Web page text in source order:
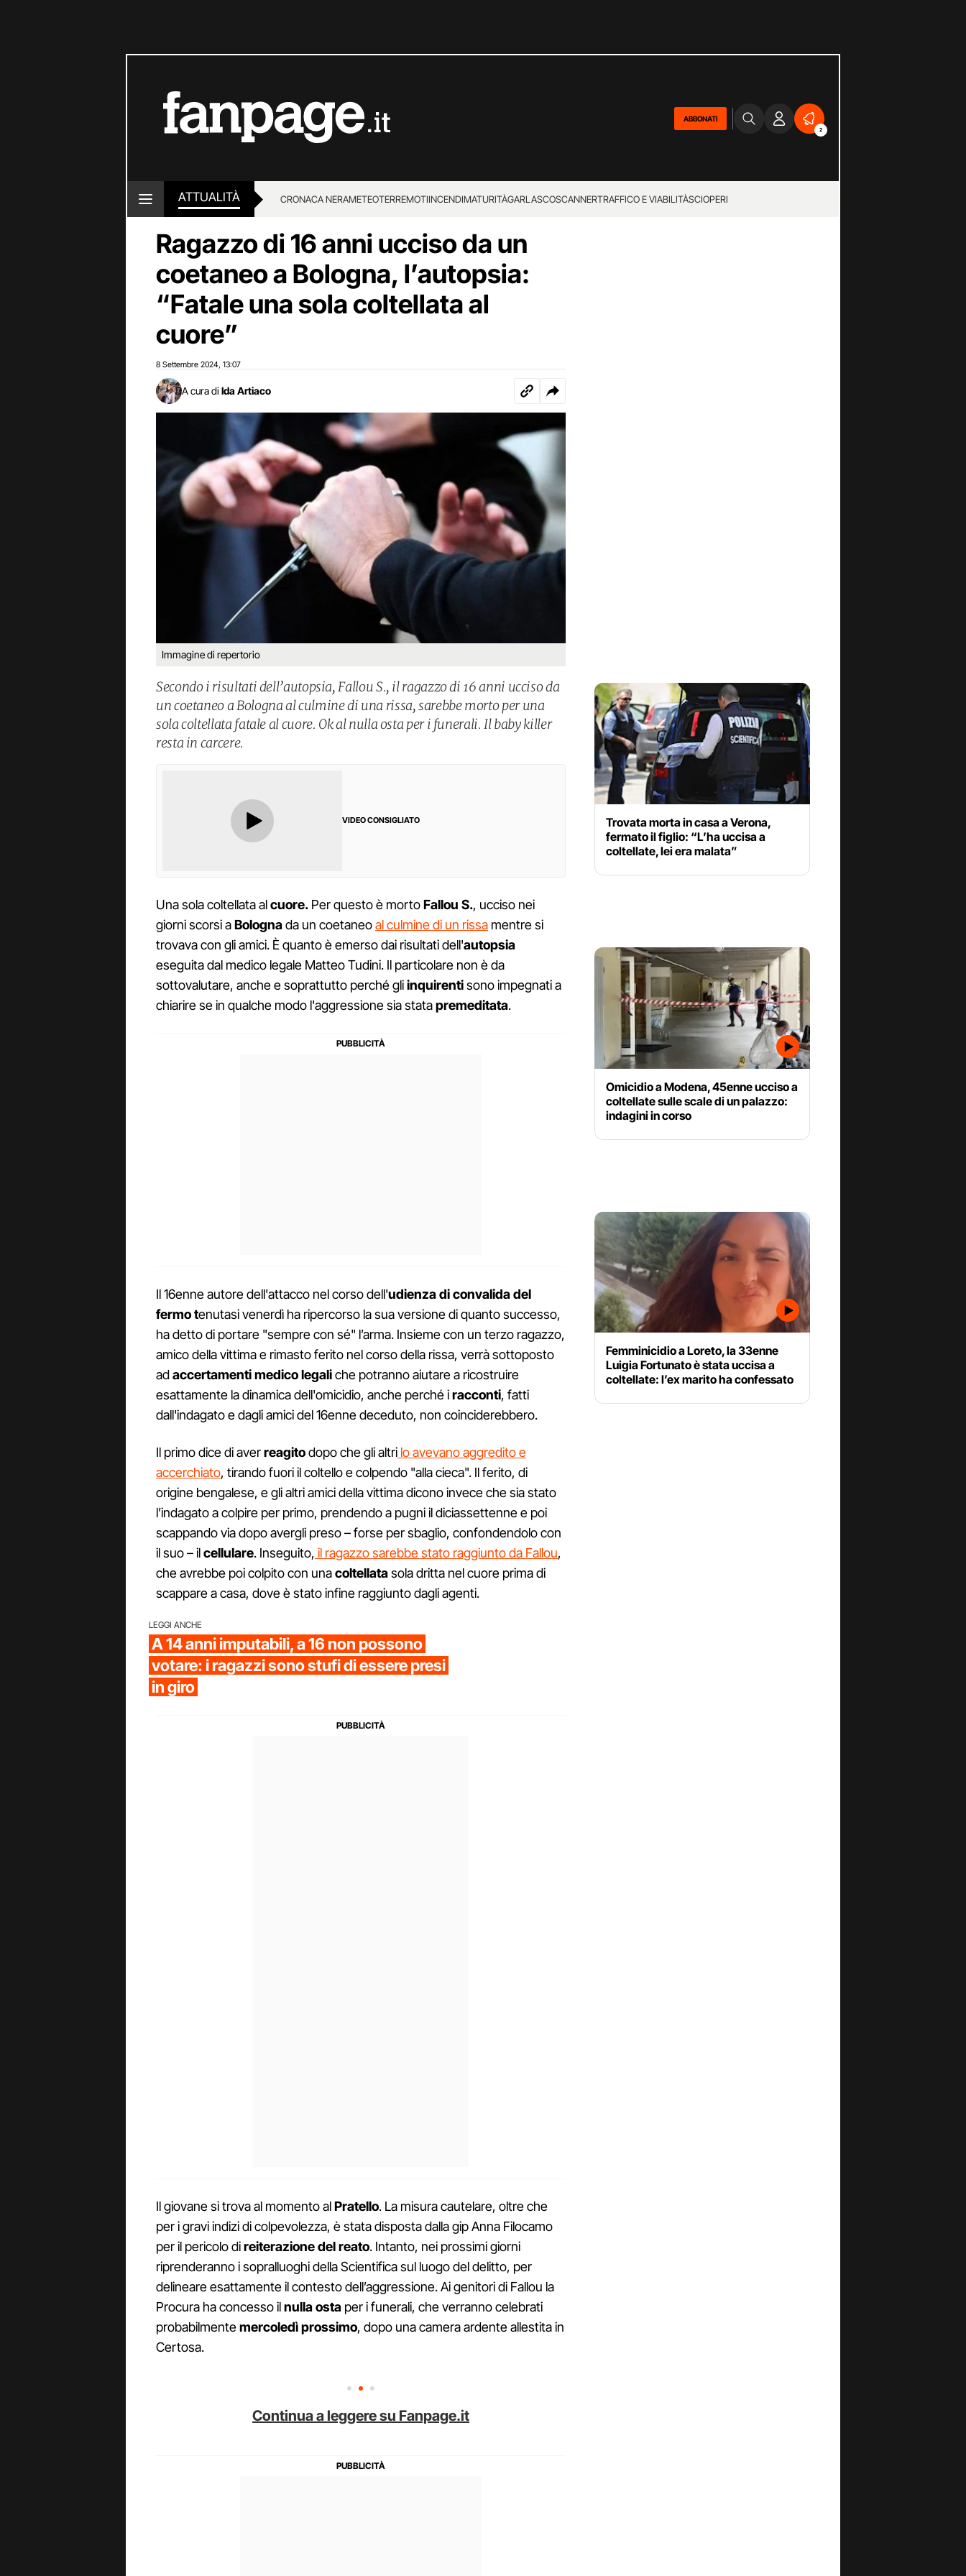
ABBONATI
2
ATTUALITÀ CRONACA NERAMETEOTERREMOTIINCENDIMATURITÀGARLASCOSCANNERTRAFFICO E VIABILITÀSCIOPERI
LOTTO E SUPERENALOTTO
Ragazzo di 16 anni ucciso da un
coetaneo a Bologna, l’autopsia:
“Fatale una sola coltellata al
cuore”
8 Settembre 2024 13:07
A cura di Ida Artiaco
Immagine di repertorio
Secondo i risultati dell’autopsia, Fallou S., il ragazzo di 16 anni ucciso da
un coetaneo a Bologna al culmine di una rissa, sarebbe morto per una
sola coltellata fatale al cuore. Ok al nulla osta per i funerali. Il baby killer
resta in carcere.
VIDEO CONSIGLIATO
Una sola coltellata alcuore. Per questo è mortoFallou S., ucciso nei
giorni scorsi aBolognada un coetaneoal culmine di un rissa mentre si
trovava con gli amici. È quanto è emerso dai risultati dell'autopsia
eseguita dal medico legale Matteo Tudini. Il particolare non è da
sottovalutare, anche e soprattutto perché gliinquirentisono impegnati a
chiarire se in qualche modo l'aggressione sia statapremeditata.
Il 16enne autore dell'attacco nel corso dell'udienza di convalida del
fermo tenutasi venerdì ha ripercorso la sua versione di quanto successo,
ha detto di portare "sempre con sé" l’arma. Insieme con un terzo ragazzo,
amico della vittima e rimasto ferito nel corso della rissa, verrà sottoposto
adaccertamentimedicolegaliche potranno aiutare a ricostruire
esattamente la dinamica dell'omicidio, anche perché iracconti, fatti
dall'indagato e dagli amici del 16enne deceduto, non coinciderebbero.
Il primo dice di averreagitodopo che gli altri lo avevano aggredito e
accerchiato, tirando fuori il coltello e colpendo "alla cieca". Il ferito, di
origine bengalese, e gli altri amici della vittima dicono invece che sia stato
l’indagato a colpire per primo, prendendo a pugni il diciassettenne e poi
scappando via dopo avergli preso – forse per sbaglio, confondendolo con
il suo – ilcellulare. Inseguito, il ragazzo sarebbe stato raggiunto da Fallou,
che avrebbe poi colpito con unacoltellatasola dritta nel cuore prima di
scappare a casa, dove è stato infine raggiunto dagli agenti.
LEGGI ANCHE
A 14 anni imputabili, a 16 non possono
votare: i ragazzi sono stufi di essere presi
in giro
Il giovane si trova al momento alPratello. La misura cautelare, oltre che
per i gravi indizi di colpevolezza, è stata disposta dalla gip Anna Filocamo
per il pericolo direiterazione del reato. Intanto, nei prossimi giorni
riprenderanno i sopralluoghi della Scientifica sul luogo del delitto, per
delineare esattamente il contesto dell’aggressione. Ai genitori di Fallou la
Procura ha concesso ilnullaosta per i funerali, che verranno celebrati
probabilmentemercoledì prossimo, dopo una camera ardente allestita in
Certosa.
Continua a leggere su Fanpage.it
Trovata morta in casa a Verona,
fermato il figlio: “L’ha uccisa a
coltellate, lei era malata”
Omicidio a Modena, 45enne ucciso a
coltellate sulle scale di un palazzo:
indagini in corso
Femminicidio a Loreto, la 33enne
Luigia Fortunato è stata uccisa a
coltellate: l’ex marito ha confessato